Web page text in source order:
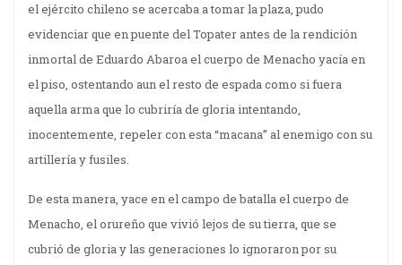
el ejército chileno se acercaba a tomar la plaza, pudo
evidenciar que en puente del Topater antes de la rendición
inmortal de Eduardo Abaroa el cuerpo de Menacho yacía en
el piso, ostentando aun el resto de espada como si fuera
aquella arma que lo cubriría de gloria intentando,
inocentemente, repeler con esta “macana” al enemigo con su
artillería y fusiles.
De esta manera, yace en el campo de batalla el cuerpo de
Menacho, el orureño que vivió lejos de su tierra, que se
cubrió de gloria y las generaciones lo ignoraron por su